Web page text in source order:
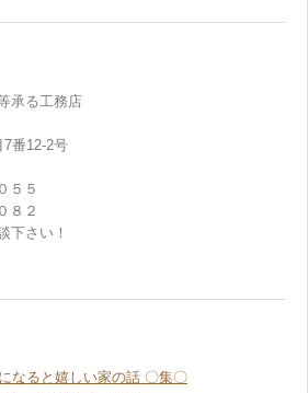
承る工務店
番12-2号
５５
８２
下さい！
なると嬉しい家の話 〇集〇